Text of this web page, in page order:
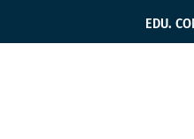
EDU.